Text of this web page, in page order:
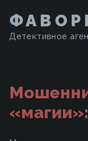
Детективное